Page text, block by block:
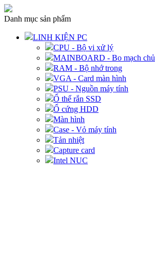
Danh mục sản phẩm
LINH KIỆN PC
CPU - Bộ vi xử lý
MAINBOARD - Bo mạch chủ
RAM - Bộ nhớ trong
VGA - Card màn hình
PSU - Nguồn máy tính
Ổ thể rắn SSD
Ổ cứng HDD
Màn hình
Case - Vỏ máy tính
Tản nhiệt
Capture card
Intel NUC